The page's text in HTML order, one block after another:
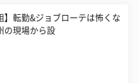
】転勤&ジョブローテは怖くな
の現場から設